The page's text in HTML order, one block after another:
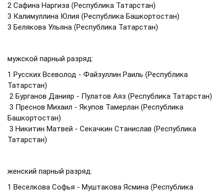
2 Сафина Наргиза (Республика Татарстан)
3 Калимуллина Юлия (Республика Башкортостан)
3 Белякова Ульяна (Республика Татарстан)
мужской парный разряд:
1 Русских Всеволод - Файзуллин Раиль (Республика
Татарстан)
2 Бурганов Данияр - Пулатов Аяз (Республика Татарстан)
3 Преснов Михаил - Якупов Тамерлан (Республика
Башкортостан)
3 Никитин Матвей - Секачкин Станислав (Республика
Татарстан)
женский парный разряд:
1 Веселкова Софья - Муштакова Ясмина (Республика